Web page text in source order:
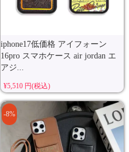
iphone17低価格 アイフォーン
16pro スマホケース air jordan エ
アジ...
¥5,510 円(税込)
-8%